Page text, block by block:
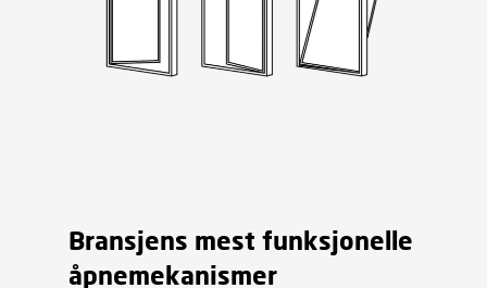
Bransjens mest funksjonelle
åpnemekanismer